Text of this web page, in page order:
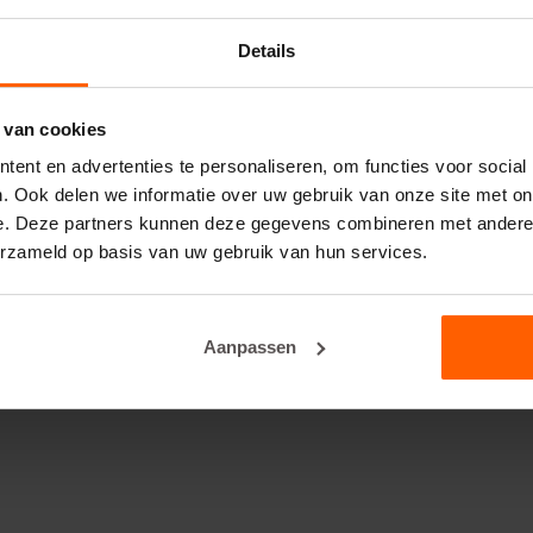
Details
cookies
en advertenties te personaliseren, om functies voor
Ook delen we informatie over uw gebruik van onze site met
Deze partners kunnen deze gegevens combineren met
op basis van uw gebruik van hun services.
Aanpassen